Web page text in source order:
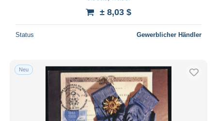
± 8,03 $
Status Gewerblicher Händler
Neu